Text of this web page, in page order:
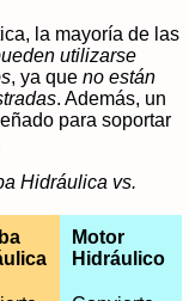
la mayoría de las
utilizarse
, ya que no están
. Además, un
para soportar
Hidráulica vs.
Motor
Hidráulico